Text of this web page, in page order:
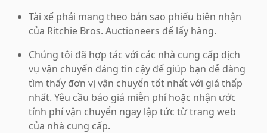
Tài xế phải mang theo bản sao phiếu biên nhận
của Ritchie Bros. Auctioneers để lấy hàng.
Chúng tôi đã hợp tác với các nhà cung cấp dịch
vụ vận chuyển đáng tin cậy để giúp bạn dễ dàng
tìm thấy đơn vị vận chuyển tốt nhất với giá thấp
nhất. Yêu cầu báo giá miễn phí hoặc nhận ước
tính phí vận chuyển ngay lập tức từ trang web
của nhà cung cấp.